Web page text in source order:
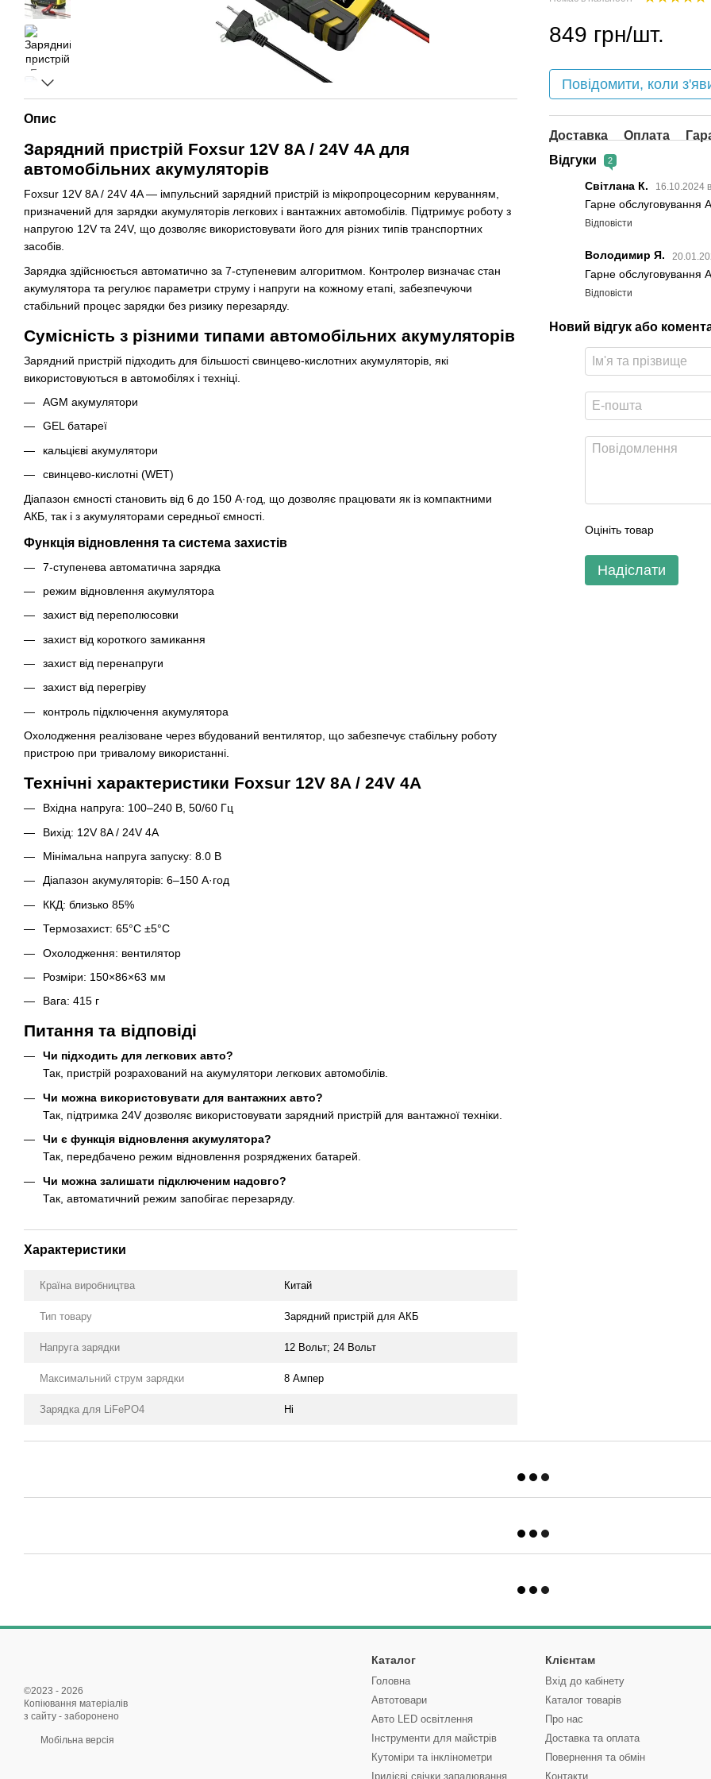
Опис
Зарядний пристрій Foxsur 12V 8A / 24V 4A для
автомобільних акумуляторів
Foxsur 12V 8A / 24V 4A — імпульсний зарядний пристрій із мікропроцесорним керуванням,
призначений для зарядки акумуляторів легкових і вантажних автомобілів. Підтримує роботу з
напругою 12V та 24V, що дозволяє використовувати його для різних типів транспортних
засобів.
Зарядка здійснюється автоматично за 7-ступеневим алгоритмом. Контролер визначає стан
акумулятора та регулює параметри струму і напруги на кожному етапі, забезпечуючи
стабільний процес зарядки без ризику перезаряду.
Сумісність з різними типами автомобільних акумуляторів
Зарядний пристрій підходить для більшості свинцево-кислотних акумуляторів, які
використовуються в автомобілях і техніці.
AGM акумулятори
GEL батареї
кальцієві акумулятори
свинцево-кислотні (WET)
Діапазон ємності становить від 6 до 150 А·год, що дозволяє працювати як із компактними
АКБ, так і з акумуляторами середньої ємності.
Функція відновлення та система захистів
7-ступенева автоматична зарядка
режим відновлення акумулятора
захист від переполюсовки
захист від короткого замикання
захист від перенапруги
захист від перегріву
контроль підключення акумулятора
Охолодження реалізоване через вбудований вентилятор, що забезпечує стабільну роботу
пристрою при тривалому використанні.
Технічні характеристики Foxsur 12V 8A / 24V 4A
Вхідна напруга: 100–240 В, 50/60 Гц
Вихід: 12V 8A / 24V 4A
Мінімальна напруга запуску: 8.0 В
Діапазон акумуляторів: 6–150 А·год
ККД: близько 85%
Термозахист: 65°C ±5°C
Охолодження: вентилятор
Розміри: 150×86×63 мм
Вага: 415 г
Питання та відповіді
Чи підходить для легкових авто?
Так, пристрій розрахований на акумулятори легкових автомобілів.
Чи можна використовувати для вантажних авто?
Так, підтримка 24V дозволяє використовувати зарядний пристрій для вантажної техніки.
Чи є функція відновлення акумулятора?
Так, передбачено режим відновлення розряджених батарей.
Чи можна залишати підключеним надовго?
Так, автоматичний режим запобігає перезаряду.
Характеристики
Країна виробництва Китай
Тип товару Зарядний пристрій для АКБ
Напруга зарядки 12 Вольт; 24 Вольт
Максимальний струм зарядки 8 Ампер
Зарядка для LiFePO4 Ні
849 грн/шт.
Повідомити, коли
Доставка Оплата
Відгуки
2
Світлана К. 16.10.2024
Гарне обслуговування
Відповісти
Володимир Я.
Гарне обслуговування
Відповісти
Новий відгук або
Оцініть товар
Надіслати
©2023 - 2026
Копіювання матеріалів
з сайту - заборонено
Мобільна версія
Каталог
Головна
Автотовари
Авто LED освітлення
Інструменти для майстрів
Кутоміри та інклінометри
Іридієві свічки запалювання
Клієнтам
Вхід до кабінету
Каталог товарів
Про нас
Доставка та оплата
Повернення та обмін
Контакти